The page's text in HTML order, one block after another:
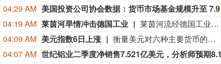
04:29 AM
04:19 AM 莱茵河旱情冲击德国工业
莱茵河流经德国工业核心地带，承载着德国约80%的内河航运量。受高温干旱影响，近期莱茵河水位持续走低。德国联邦水路与航运管理局数据显示，6日，莱茵河咽喉要道——考布河段通航水深已打破2018年创下的历史最低纪录。同一天，德国交通部长斯特芬·比尔格召集企业高管、航运公司及港口负责人磋商对策。他表示，短期将研究保障运输的方案，长期则包括疏浚航道、改善航运条件等。德国商业银行等机构也警告，若水位继续下降，德国内河航运成本可能继续升高，供应链中断和工业减产风险将进一步上升。（央视新闻）
04:09 AM 美元指数6日上涨
衡量美元对六种主要货币的美元指数当天上涨0.25%，在汇市尾市收于99.930。截至纽约汇市尾市，1欧元兑换1.1524美元，低于前一交易日的1.1553美元；1英镑兑换1.3457美元，低于前一交易日的1.3469美元。1美元兑换158.33日元，高于前一交易日的157.67日元；1美元兑换0.8122瑞士法郎，高于前一交易日的0.8069瑞士法郎；1美元兑换1.4014加元，高于前一交易日的1.4008加元；1美元兑换9.5068瑞典克朗，高于前一交易日的9.4832瑞典克朗。
04:07 AM